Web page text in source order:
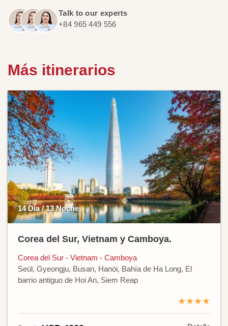
Talk to our experts
+84 965 449 556
Más itinerarios
14 Día / 13 Noche
Corea del Sur, Vietnam y Camboya.
Corea del Sur - Vietnam - Camboya
Seúl, Gyeongju, Busan, Hanói, Bahía de Ha Long, El
barrio antiguo de Hoi An, Siem Reap
★★★★